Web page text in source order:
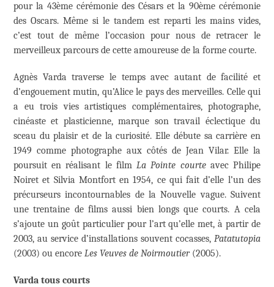
pour la 43ème cérémonie des Césars et la 90ème cérémonie
des Oscars. Même si le tandem est reparti les mains vides,
c’est tout de même l’occasion pour nous de retracer le
merveilleux parcours de cette amoureuse de la forme courte.
Agnès Varda traverse le temps avec autant de facilité et
d’engouement mutin, qu’Alice le pays des merveilles. Celle qui
a eu trois vies artistiques complémentaires, photographe,
cinéaste et plasticienne, marque son travail éclectique du
sceau du plaisir et de la curiosité. Elle débute sa carrière en
1949 comme photographe aux côtés de Jean Vilar. Elle la
poursuit en réalisant le filmLa Pointe courteavec Philipe
Noiret et Silvia Montfort en 1954, ce qui fait d’elle l’un des
précurseurs incontournables de la Nouvelle vague. Suivent
une trentaine de films aussi bien longs que courts. A cela
s’ajoute un goût particulier pour l’art qu’elle met, à partir de
2003, au service d’installations souvent cocasses, Patatutopia
(2003) ou encore Les Veuves de Noirmoutier(2005).
Varda tous courts